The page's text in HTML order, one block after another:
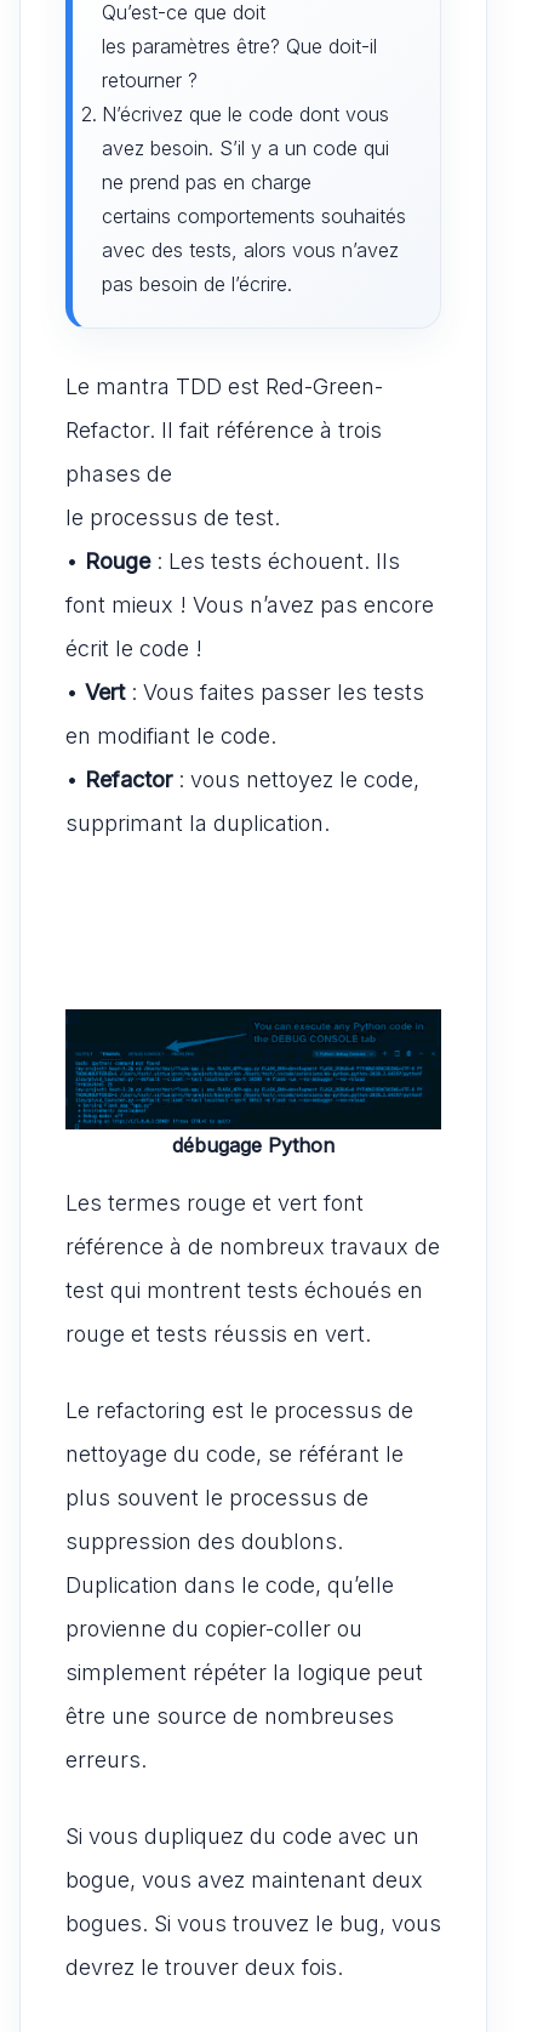
Qu’est-ce que doit
les paramètres être? Que doit-il
retourner ?
N’écrivez que le code dont vous
avez besoin. S’il y a un code qui
ne prend pas en charge
certains comportements souhaités
avec des tests, alors vous n’avez
pas besoin de l’écrire.
Le mantra TDD est Red-Green-
Refactor. Il fait référence à trois
phases de
le processus de test.
• Rouge : Les tests échouent. Ils
font mieux ! Vous n’avez pas encore
écrit le code !
• Vert : Vous faites passer les tests
en modifiant le code.
• Refactor : vous nettoyez le code,
supprimant la duplication.
débugage Python
Les termes rouge et vert font
référence à de nombreux travaux de
test qui montrent tests échoués en
rouge et tests réussis en vert.
Le refactoring est le processus de
nettoyage du code, se référant le
plus souvent le processus de
suppression des doublons.
Duplication dans le code, qu’elle
provienne du copier-coller ou
simplement répéter la logique peut
être une source de nombreuses
erreurs.
Si vous dupliquez du code avec un
bogue, vous avez maintenant deux
bogues. Si vous trouvez le bug, vous
devrez le trouver deux fois.